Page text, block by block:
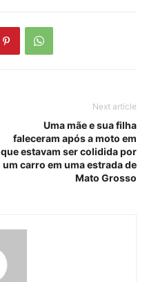
Next article
Uma mãe e sua filha
faleceram após a moto em
que estavam ser colidida por
um carro em uma estrada de
Mato Grosso